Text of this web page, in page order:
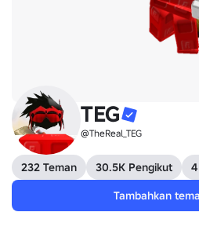
TEG
@TheReal_TEG
232 Teman 30.5K Pengikut
Tambahkan